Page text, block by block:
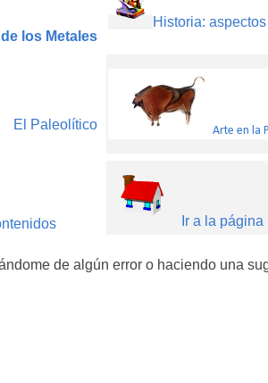
los Metales
Historia:
El Paleolítico Arte en la
Ir a la página
de algún error o haciendo una